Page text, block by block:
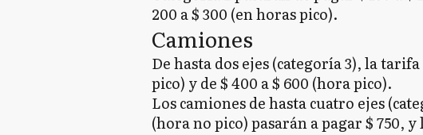
200 a $ 300 (en horas pico).
Camiones
De hasta dos ejes (categoría 3), la
pico) y de $ 400 a $ 600 (hora pico).
Los camiones de hasta cuatro ejes
(hora no pico) pasarán a pagar $ 750,